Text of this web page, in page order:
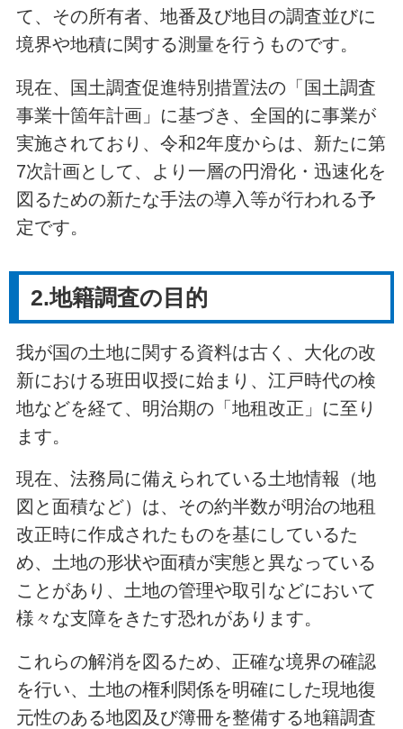
て、その所有者、地番及び地目の調査並びに
境界や地積に関する測量を行うものです。
現在、国土調査促進特別措置法の「国土調査
事業十箇年計画」に基づき、全国的に事業が
実施されており、令和2年度からは、新たに第
7次計画として、より一層の円滑化・迅速化を
図るための新たな手法の導入等が行われる予
定です。
2.地籍調査の目的
我が国の土地に関する資料は古く、大化の改
新における班田収授に始まり、江戸時代の検
地などを経て、明治期の「地租改正」に至り
ます。
現在、法務局に備えられている土地情報（地
図と面積など）は、その約半数が明治の地租
改正時に作成されたものを基にしているた
め、土地の形状や面積が実態と異なっている
ことがあり、土地の管理や取引などにおいて
様々な支障をきたす恐れがあります。
これらの解消を図るため、正確な境界の確認
を行い、土地の権利関係を明確にした現地復
元性のある地図及び簿冊を整備する地籍調査